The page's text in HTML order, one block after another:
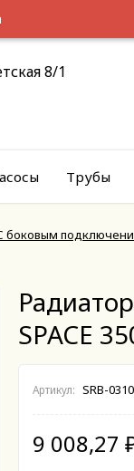
8/1
Трубы
боковым
SPACE
Артикул: SRB-
9 008,27